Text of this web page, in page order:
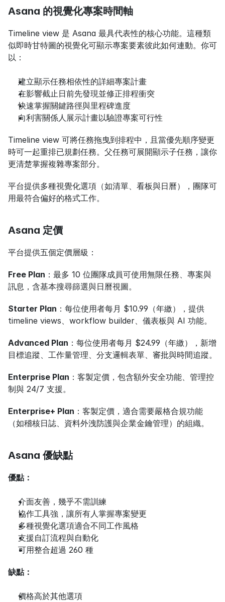
Asana 的視覺化專案時間軸
Timeline view 是 Asana 最具代表性的核心功能。這種類
似即時甘特圖的視覺化可顯示專案要素彼此如何連動。你可
以：
建立顯示任務相依性的詳細專案計畫
在影響截止日前先發現並修正排程衝突
快速掌握關鍵路徑與里程碑進度
向利害關係人展示計畫以驗證專案可行性
Timeline view 可將任務拖曳到排程中，且當優先順序變更
時可一起重排已規劃任務。父任務可展開顯示子任務，讓你
更清楚掌握複雜專案部分。
平台提供多種視覺化選項（如清單、看板與日曆），團隊可
用最符合偏好的格式工作。
Asana 定價
平台提供五個定價層級：
Free Plan ：最多 10 位團隊成員可使用無限任務、專案與
訊息，含基本搜尋篩選與日曆視圖。
Starter Plan ：每位使用者每月 $10.99（年繳），提供
timeline views、workflow builder、儀表板與 AI 功能。
Advanced Plan ：每位使用者每月 $24.99（年繳），新增
目標追蹤、工作量管理、分支邏輯表單、審批與時間追蹤。
Enterprise Plan ：客製定價，包含額外安全功能、管理控
制與 24/7 支援。
Enterprise+ Plan ：客製定價，適合需要嚴格合規功能
（如稽核日誌、資料外洩防護與企業金鑰管理）的組織。
Asana 優缺點
優點：
介面友善，幾乎不需訓練
協作工具強，讓所有人掌握專案變更
多種視覺化選項適合不同工作風格
支援自訂流程與自動化
可用整合超過 260 種
缺點：
價格高於其他選項